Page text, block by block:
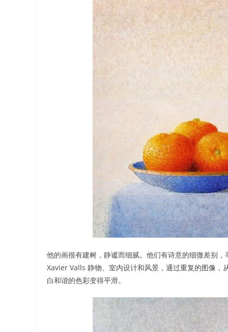
他的画很有建树，静谧而细腻。他们有诗意的细微差别
Xavier Valls 静物、室内设计和风景，通过重复的图像
白和谐的色彩变得平滑。